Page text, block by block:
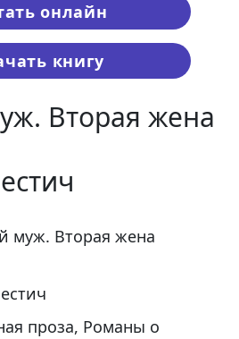
онлайн
книгу
Вторая жена
муж. Вторая жена
проза, Романы о